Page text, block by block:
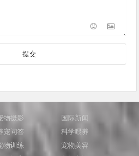
物摄影
国际新闻
宠问答
科学喂养
物训练
宠物美容